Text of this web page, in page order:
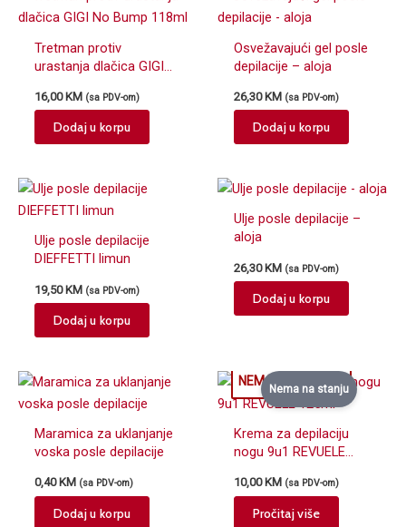
Tretman protiv
urastanja dlačica GIGI
16,00KM (sa PDV-om)
Dodaj u korpu
Osvežavajući gel posle
depilacije – aloja
26,30KM (sa PDV-om)
Dodaj u korpu
Ulje posle depilacije
DIEFFETTI limun
19,50KM (sa PDV-om)
Dodaj u korpu
Ulje posle depilacije –
aloja
26,30KM (sa PDV-om)
Dodaj u korpu
Maramica za uklanjanje
voska posle depilacije
0,40 KM (sa PDV-om)
Dodaj u korpu
Nema na stanju
Krema za depilaciju
nogu 9u1 REVUELE
10,00 KM (sa PDV-om)
Pročitaj više